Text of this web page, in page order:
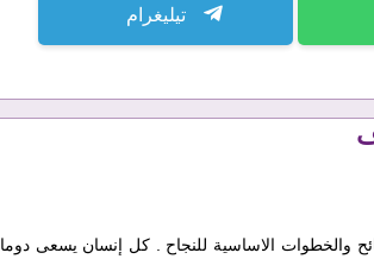
تيليغرام
والخطوات الاساسية للنجاح . كل إنسان يسعى دوما